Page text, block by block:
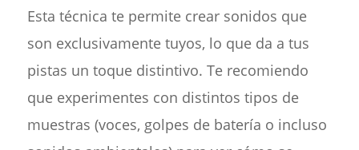
Esta técnica te permite crear sonidos que
son exclusivamente tuyos, lo que da a tus
pistas un toque distintivo. Te recomiendo
que experimentes con distintos tipos de
muestras (voces, golpes de batería o incluso